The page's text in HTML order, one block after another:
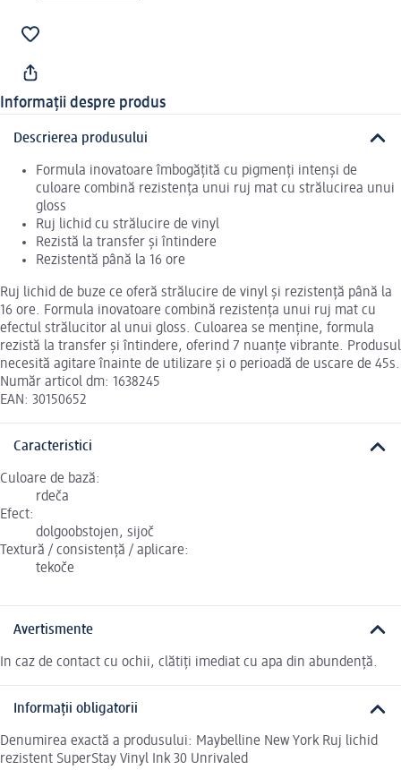
Informații despre produs
Descrierea produsului
Formula inovatoare îmbogățită cu pigmenți intenși de
culoare combină rezistența unui ruj mat cu strălucirea unui
gloss
Ruj lichid cu strălucire de vinyl
Rezistă la transfer și întindere
Rezistentă până la 16 ore
Ruj lichid de buze ce oferă strălucire de vinyl și rezistență până la
16 ore. Formula inovatoare combină rezistența unui ruj mat cu
efectul strălucitor al unui gloss. Culoarea se menține, formula
rezistă la transfer și întindere, oferind 7 nuanțe vibrante. Produsul
necesită agitare înainte de utilizare și o perioadă de uscare de 45s.
Număr articol dm: 1638245
EAN: 30150652
Caracteristici
Culoare de bază:
rdeča
Efect:
dolgoobstojen, sijoč
Textură / consistență / aplicare:
tekoče
Avertismente
In caz de contact cu ochii, clătiți imediat cu apa din abundență.
Informații obligatorii
Denumirea exactă a produsului: Maybelline New York Ruj lichid
rezistent SuperStay Vinyl Ink 30 Unrivaled